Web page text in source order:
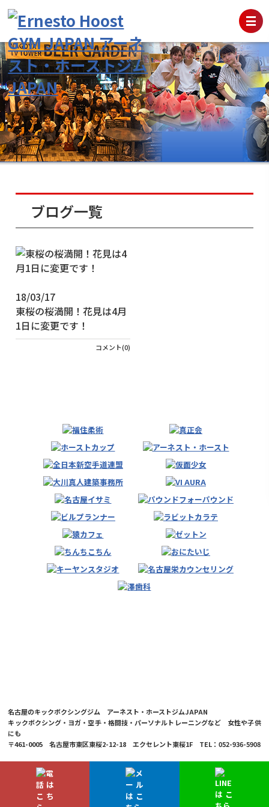
ブログ一覧
18/03/17
東桜の桜満開！花見は4月
1日に変更です！
コメント(0)
名古屋のキックボクシングジム アーネスト・ホーストジムJAPAN
キックボクシング・ヨガ・空手・格闘技・パーソナルトレーニングなど 女性や子供
にも
〒461-0005 名古屋市東区東桜2-12-18 エクセレント東桜1F TEL：052-936-5908
© 2026 Ernesto Hoost Gym Japan Co.,LTD.